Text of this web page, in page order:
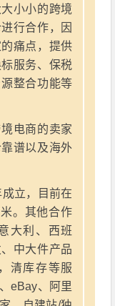
小小的跨境
行合作，因
痛点，提供
服务、保税
整合功能等
电商的卖家
谱以及海外
立，目前在
。其他合作
大利、西班
中大件产品
清库存等服
eBay、阿里